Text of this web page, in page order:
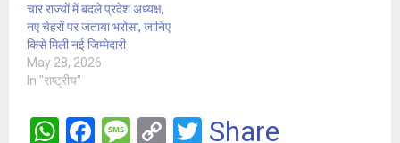
चार राज्यों में बदले प्रदेश अध्यक्ष,
नए चेहरों पर जताया भरोसा, जानिए
किसे मिली नई जिम्मेदारी
May 28, 2026
In "राष्ट्रीय"
W F
M C
T
Share